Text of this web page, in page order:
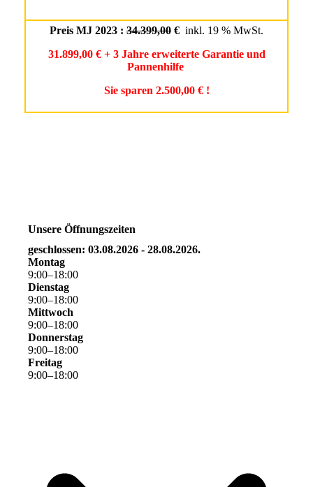
Preis MJ 2023 : 34.399,00 € inkl. 19 % MwSt.
31.899,00 € + 3 Jahre erweiterte Garantie und
Pannenhilfe
Sie sparen 2.500,00 € !
Unsere Öffnungszeiten
geschlossen: 03.08.2026 - 28.08.2026.
Montag
9:00–18:00
Dienstag
9:00–18:00
Mittwoch
9:00–18:00
Donnerstag
9:00–18:00
Freitag
9:00–18:00